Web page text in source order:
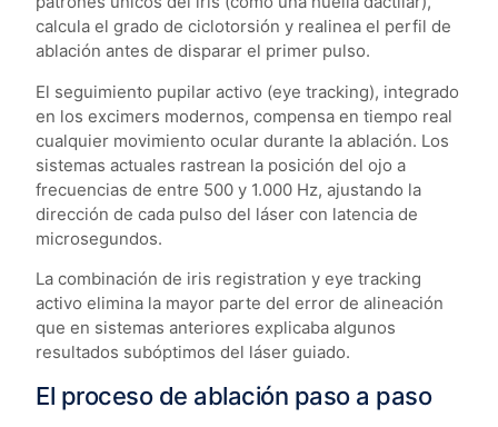
calcula el grado de ciclotorsión y realinea el perfil de
ablación antes de disparar el primer pulso.
El seguimiento pupilar activo (eye tracking), integrado
en los excimers modernos, compensa en tiempo real
cualquier movimiento ocular durante la ablación. Los
sistemas actuales rastrean la posición del ojo a
frecuencias de entre 500 y 1.000 Hz, ajustando la
dirección de cada pulso del láser con latencia de
microsegundos.
La combinación de iris registration y eye tracking
activo elimina la mayor parte del error de alineación
que en sistemas anteriores explicaba algunos
resultados subóptimos del láser guiado.
El proceso de ablación paso a paso